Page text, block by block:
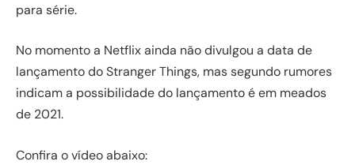
para série.
No momento a Netflix ainda não divulgou a data de
lançamento do Stranger Things, mas segundo rumores
indicam a possibilidade do lançamento é em meados
de 2021.
Confira o vídeo abaixo: